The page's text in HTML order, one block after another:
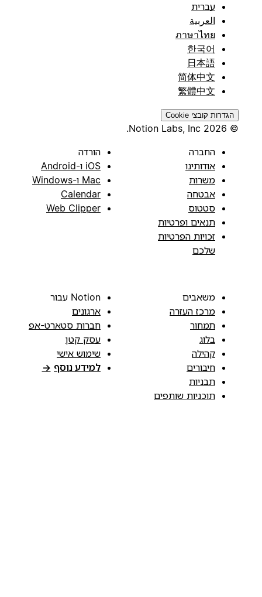
עברית
العربية
ภาษาไทย
한국어
日本語
简体中文
繁體中文
הגדרות קובצי Cookie
החברה
אודותינו
משרות
אבטחה
סטטוס
תנאים ופרטיות
זכויות הפרטיות
שלכם
הורדה
iOS ו-Android
Mac ו-Windows
Calendar
Web Clipper
משאבים
מרכז העזרה
תמחור
בלוג
קהילה
חיבורים
תבניות
תוכניות שותפים
Notion עבור
ארגונים
חברות סטארט-אפ
עסק קטן
שימוש אישי
למידע נוסף →